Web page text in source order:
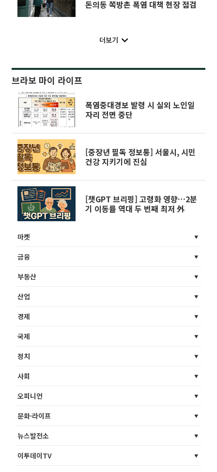
돈의동 쪽방촌 폭염 대책 현장 점검
더보기
브라보 마이 라이프
폭염중대경보 발령 시 실외 노인일
자리 전면 중단
[중장년 필독 정보통] 서울시, 시민
건강 지키기에 진심
[챗GPT 브리핑] 고령화 영향…2분
기 이동률 역대 두 번째 최저 外
마켓
금융
부동산
산업
경제
국제
정치
사회
오피니언
문화·라이프
뉴스발전소
이투데이TV